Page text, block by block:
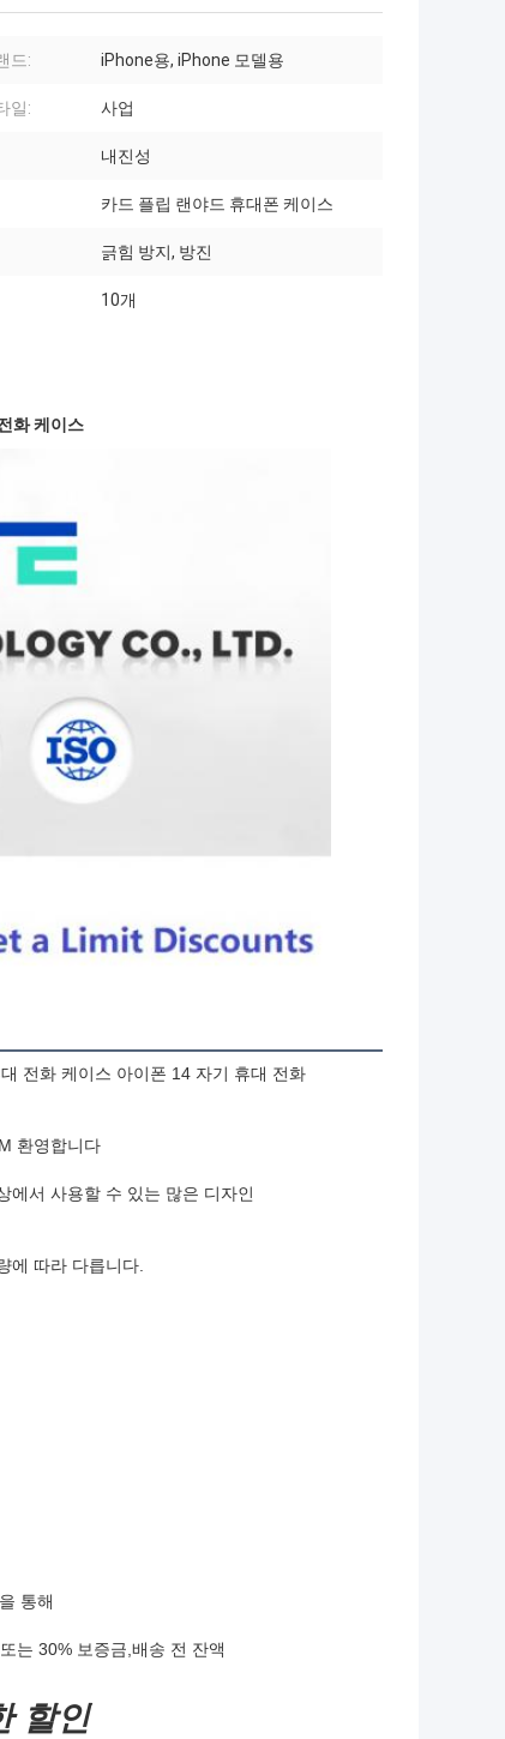
드: iPhone용, iPhone 모델용
일: 사업
내진성
카드 플립 랜야드 휴대폰 케이스
긁힘 방지, 방진
10개
화 케이스
전화 케이스 아이폰 14 자기 휴대 전화
환영합니다
에서 사용할 수 있는 많은 디자인
에 따라 다릅니다.
통해
는 30% 보증금,배송 전 잔액
할인